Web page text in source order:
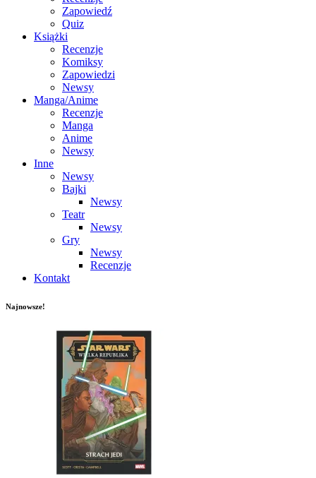
Zapowiedź
Quiz
Książki
Recenzje
Komiksy
Zapowiedzi
Newsy
Manga/Anime
Recenzje
Manga
Anime
Newsy
Inne
Newsy
Bajki
Newsy
Teatr
Newsy
Gry
Newsy
Recenzje
Kontakt
Najnowsze!